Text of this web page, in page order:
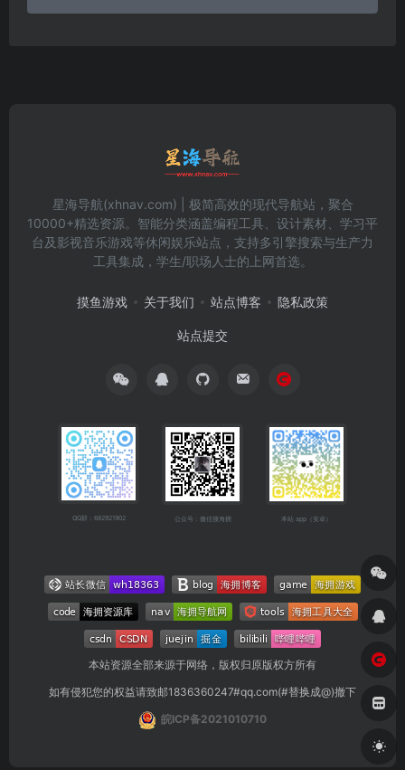
星海导航(xhnav.com) | 极简高效的现代导航站，聚合
10000+精选资源。智能分类涵盖编程工具、设计素材、学习平
台及影视音乐游戏等休闲娱乐站点，支持多引擎搜索与生产力
工具集成，学生/职场人士的上网首选。
摸鱼游戏 关于我们 站点博客 隐私政策
站点提交
QQ群：682921902 公众号：微信搜海拥 本站 app（安卓）
本站资源全部来源于网络，版权归原版权方所有
如有侵犯您的权益请致邮1836360247#qq.com(#替换成@)撤下
皖ICP备2021010710